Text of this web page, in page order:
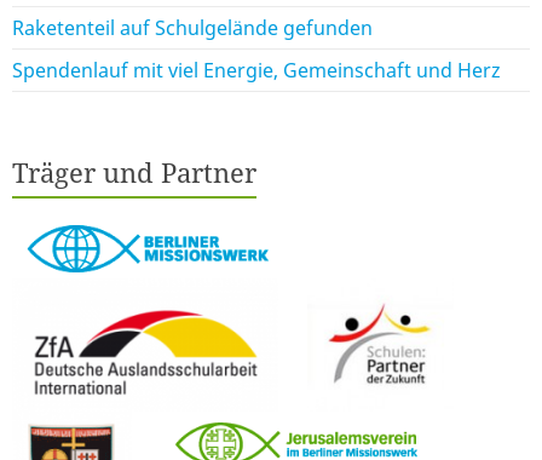
Raketenteil auf Schulgelände gefunden
Spendenlauf mit viel Energie, Gemeinschaft und Herz
Träger und Partner